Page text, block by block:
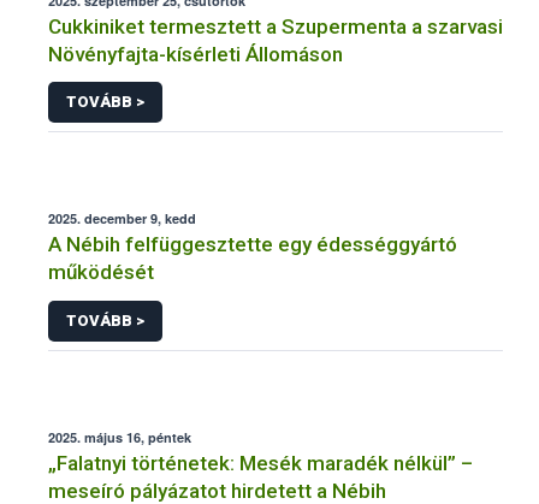
Cukkiniket termesztett a Szupermenta a szarvasi
Növényfajta-kísérleti Állomáson
TOVÁBB >
2025. december 9, kedd
A Nébih felfüggesztette egy édességgyártó
működését
TOVÁBB >
2025. május 16, péntek
„Falatnyi történetek: Mesék maradék nélkül” –
meseíró pályázatot hirdetett a Nébih